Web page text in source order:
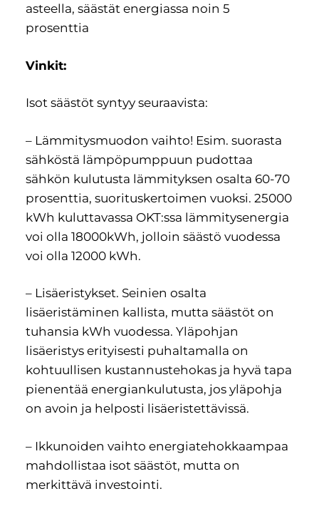
asteella, säästät energiassa noin 5
prosenttia
Vinkit:
Isot säästöt syntyy seuraavista:
– Lämmitysmuodon vaihto! Esim. suorasta
sähköstä lämpöpumppuun pudottaa
sähkön kulutusta lämmityksen osalta 60-70
prosenttia, suorituskertoimen vuoksi. 25000
kWh kuluttavassa OKT:ssa lämmitysenergia
voi olla 18000kWh, jolloin säästö vuodessa
voi olla 12000 kWh.
– Lisäeristykset. Seinien osalta
lisäeristäminen kallista, mutta säästöt on
tuhansia kWh vuodessa. Yläpohjan
lisäeristys erityisesti puhaltamalla on
kohtuullisen kustannustehokas ja hyvä tapa
pienentää energiankulutusta, jos yläpohja
on avoin ja helposti lisäeristettävissä.
– Ikkunoiden vaihto energiatehokkaampaa
mahdollistaa isot säästöt, mutta on
merkittävä investointi.